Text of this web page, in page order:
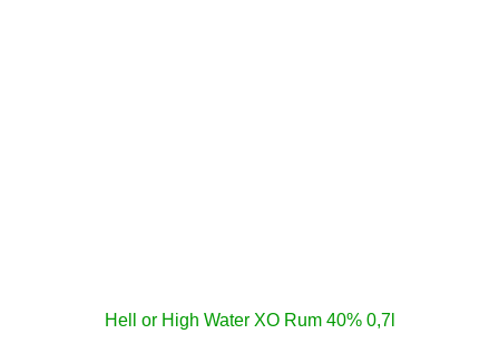
Hell or High Water XO Rum 40% 0,7l